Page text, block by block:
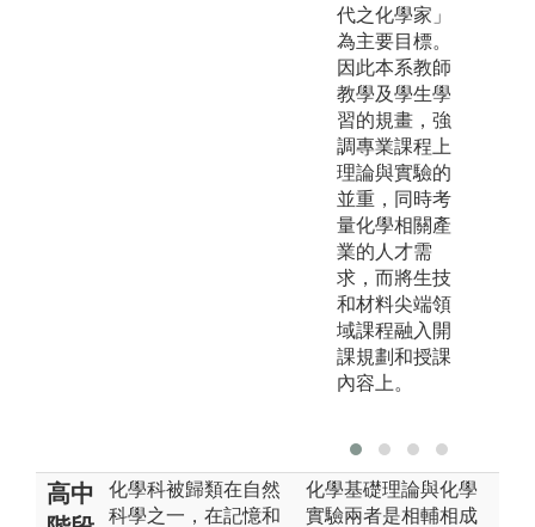
代之化學家」
為主要目標。
因此本系教師
教學及學生學
習的規畫，強
調專業課程上
理論與實驗的
並重，同時考
量化學相關產
業的人才需
求，而將生技
和材料尖端領
域課程融入開
課規劃和授課
內容上。
高中
化學科被歸類在自然
科學之一，在記憶和
化學基礎理論與化學
實驗兩者是相輔相成